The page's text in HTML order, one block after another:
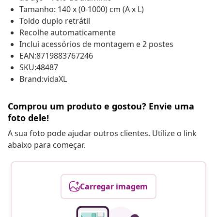
Tamanho: 140 x (0-1000) cm (A x L)
Toldo duplo retrátil
Recolhe automaticamente
Inclui acessórios de montagem e 2 postes
EAN:8719883767246
SKU:48487
Brand:vidaXL
Comprou um produto e gostou? Envie uma
foto dele!
A sua foto pode ajudar outros clientes. Utilize o link
abaixo para começar.
Carregar imagem